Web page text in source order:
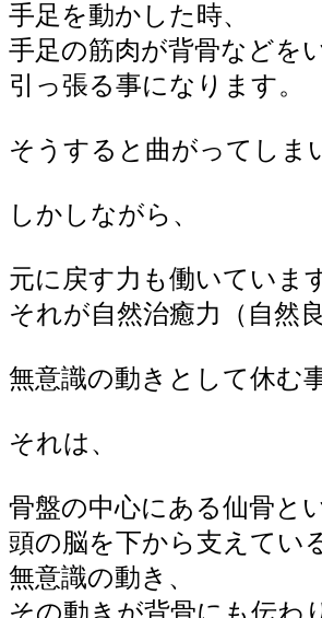
手足を動かした時、
手足の筋肉が背骨などを
引っ張る事になります。
そうすると曲がってしま
しかしながら、
元に戻す力も働いていま
それが自然治癒力（自然
無意識の動きとして休む
それは、
骨盤の中心にある仙骨と
頭の脳を下から支えてい
無意識の動き、